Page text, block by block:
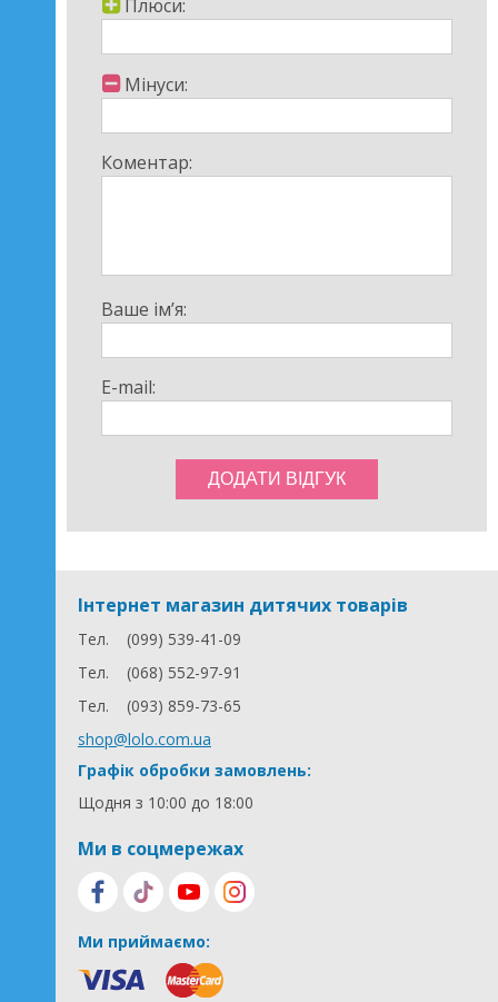
Плюси:
Мінуси:
Коментар:
Ваше ім’я:
E-mail:
Інтернет магазин дитячих товарів
Тел.
(099) 539-41-09
Тел.
(068) 552-97-91
Тел.
(093) 859-73-65
shop@lolo.com.ua
Графік обробки замовлень:
Щодня з 10:00 до 18:00
Ми в соцмережах
Ми приймаємо: